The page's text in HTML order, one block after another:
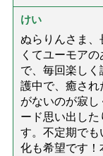
達』が届きまし
けい
ぬらりんさま、
くてユーモア
で、毎回楽し
護中で、癒さ
がないのが寂
ード思い出した
す。不定期で
化も希望です！